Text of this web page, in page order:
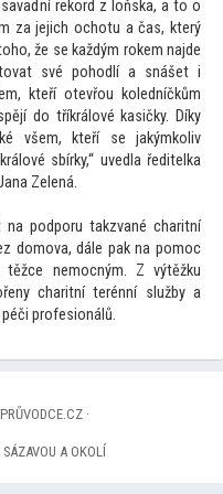
rekord z loňska, a to o
za jejich ochotu a čas, který
že se každým rokem najde
své pohodlí a snášet i
kteří otevřou koledníčkům
do tříkrálové kasičky. Díky
všem, kteří se jakýmkoliv
sbírky,“ uvedla ředitelka
Zelená.
na podporu takzvané charitní
domova, dále pak na pomoc
nemocným. Z výtěžku
charitní terénní služby a
profesionálů.
·
A OKOLÍ